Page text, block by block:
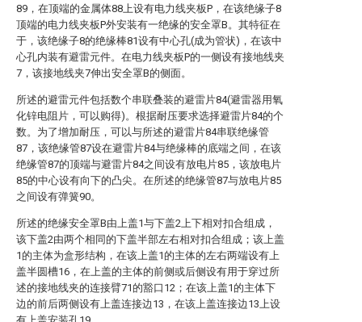
89，在顶端的金属体88上设有电力线夹板P，在该绝缘子8
顶端的电力线夹板P外安装有一绝缘的安全罩B。其特征在
于，该绝缘子8的绝缘棒81设有中心孔(成为管状)，在该中
心孔内装有避雷元件。在电力线夹板P的一侧设有接地线夹
7，该接地线夹7伸出安全罩B的侧面。
所述的避雷元件包括数个串联叠装的避雷片84(避雷器用氧
化锌电阻片，可以购得)。根据耐压要求选择避雷片84的个
数。为了增加耐压，可以与所述的避雷片84串联绝缘管
87，该绝缘管87设在避雷片84与绝缘棒的底端之间，在该
绝缘管87的顶端与避雷片84之间设有放电片85，该放电片
85的中心设有向下的凸尖。在所述的绝缘管87与放电片85
之间设有弹簧90。
所述的绝缘安全罩B由上盖1与下盖2上下相对扣合组成，
该下盖2由两个相同的下盖半部左右相对扣合组成；该上盖
1的主体为盒形结构，在该上盖1的主体的左右两端设有上
盖半圆槽16，在上盖的主体的前侧或后侧设有用于穿过所
述的接地线夹的连接臂71的豁口12；在该上盖1的主体下
边的前后两侧设有上盖连接边13，在该上盖连接边13上设